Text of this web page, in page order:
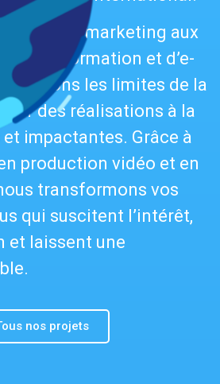
de marketing aux
de formation et d’e-
les limites de la
des réalisations à la
impactantes. Grâce à
production vidéo et en
transformons vos
qui suscitent l’intérêt,
et laissent une
nos projets